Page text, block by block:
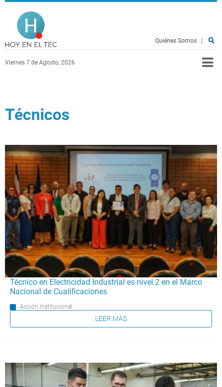
Pasar al contenido principal
Viernes 7 de Agosto, 2026
Quiénes Somos
Técnicos
Técnico en Electricidad Industrial es nivel 2 en el Marco
Nacional de Cualificaciones
Acción Institucional
LEER MÁS